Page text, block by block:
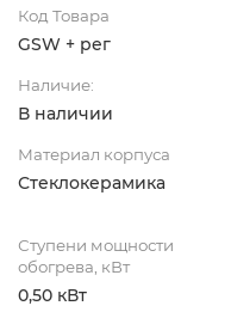
Код Товара
GSW + рег
Наличие:
В наличии
Материал корпуса
Стеклокерамика
Ступени мощности
обогрева, кВт
0,50 кВт